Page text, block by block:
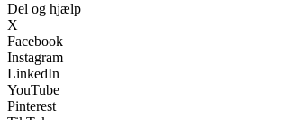
Del og hjælp
X
Facebook
Instagram
LinkedIn
YouTube
Pinterest